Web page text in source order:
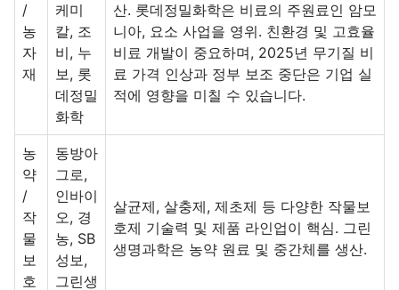
/
농
자
재
케미
칼, 조
비, 누
보, 롯
데정밀
화학
산. 롯데정밀화학은 비료의 주원료인 암모
니아, 요소 사업을 영위. 친환경 및 고효율
비료 개발이 중요하며, 2025년 무기질 비
료 가격 인상과 정부 보조 중단은 기업 실
적에 영향을 미칠 수 있습니다.
농
약
/
작
물
보
호
동방아
그로,
인바이
오, 경
농, SB
성보,
그린생
살균제, 살충제, 제초제 등 다양한 작물보
호제 기술력 및 제품 라인업이 핵심. 그린
생명과학은 농약 원료 및 중간체를 생산.